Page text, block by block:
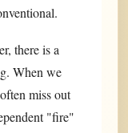
there is a
When we
miss out
"fire"